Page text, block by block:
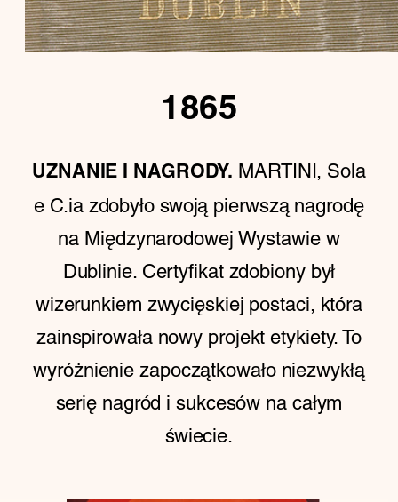
1865
UZNANIE I NAGRODY. MARTINI, Sola
e C.ia zdobyło swoją pierwszą nagrodę
na Międzynarodowej Wystawie w
Dublinie. Certyfikat zdobiony był
wizerunkiem zwycięskiej postaci, która
zainspirowała nowy projekt etykiety. To
wyróżnienie zapoczątkowało niezwykłą
serię nagród i sukcesów na całym
świecie.